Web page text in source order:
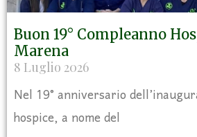
Buon 19° Compleanno
Marena
8 Luglio 2026
Nel 19° anniversario
hospice, a nome del